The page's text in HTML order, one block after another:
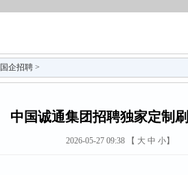
国企招聘 >
中国诚通集团招聘独家定制
2026-05-27 09:38 【 大 中 小】